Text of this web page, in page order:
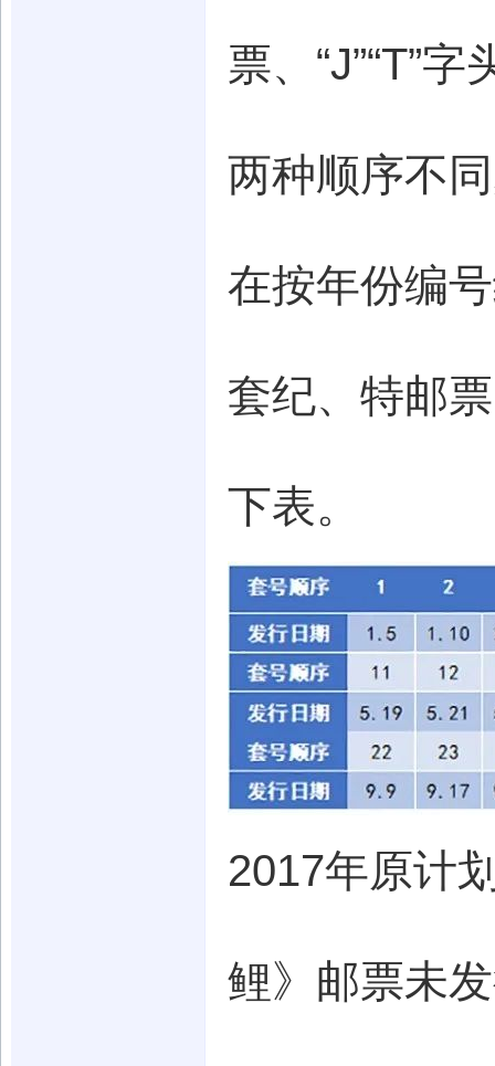
票、“J”“T”
两种顺序不
在按年份编
套纪、特邮
下表。
2017年原计
鲤》邮票未